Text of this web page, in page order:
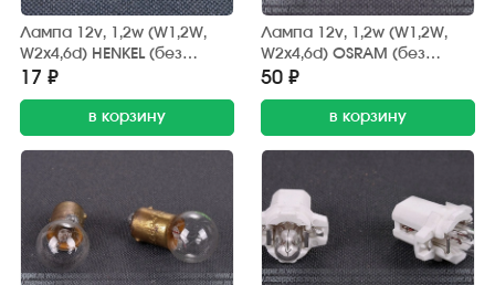
Лампа 12v, 1,2w (W1,2W,
W2x4,6d) HENKEL (без
цоколя)
17 ₽
в корзину
Лампа 12v, 1,2w (W1,2W,
W2x4,6d) OSRAM (без
цоколя)
50 ₽
в корзину